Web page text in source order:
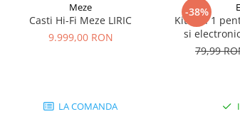
Meze
Casti Hi-Fi Meze LIRIC
9.999,00 RON
LA COMANDA
-38%
Kit 3 in 1
si
79,99